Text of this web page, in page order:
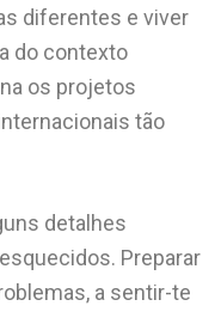
diferentes e viver
do contexto
os projetos
tão
detalhes
Preparar
a sentir-te